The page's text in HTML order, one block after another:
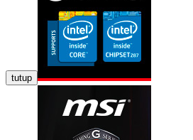
tutup